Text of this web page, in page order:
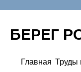
БЕРЕГ
Перейти
Главная Труды